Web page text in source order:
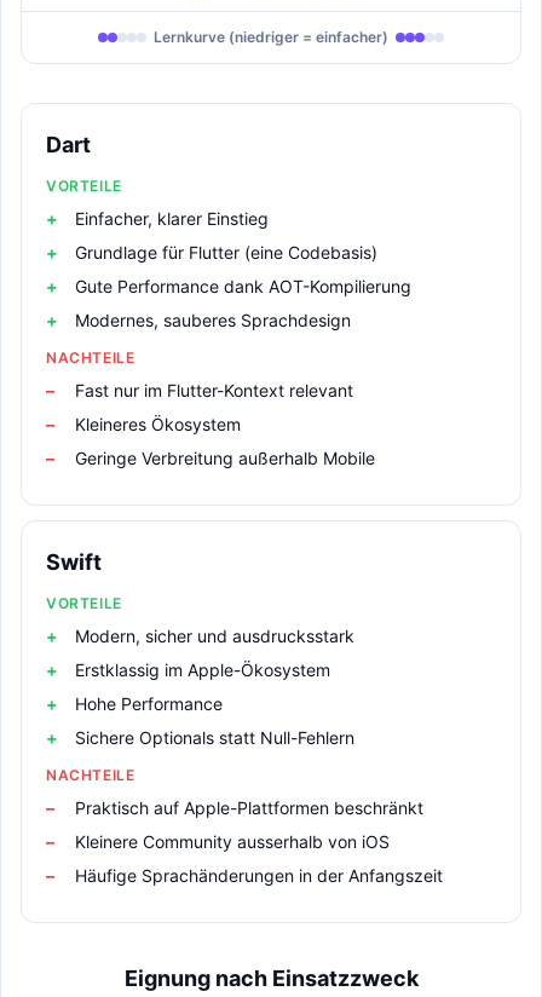
Lernkurve (niedriger = einfacher)
Dart
VORTEILE
Einfacher, klarer Einstieg
Grundlage für Flutter (eine Codebasis)
Gute Performance dank AOT-Kompilierung
Modernes, sauberes Sprachdesign
NACHTEILE
Fast nur im Flutter-Kontext relevant
Kleineres Ökosystem
Geringe Verbreitung außerhalb Mobile
Swift
VORTEILE
Modern, sicher und ausdrucksstark
Erstklassig im Apple-Ökosystem
Hohe Performance
Sichere Optionals statt Null-Fehlern
NACHTEILE
Praktisch auf Apple-Plattformen beschränkt
Kleinere Community ausserhalb von iOS
Häufige Sprachänderungen in der Anfangszeit
Eignung nach Einsatzzweck